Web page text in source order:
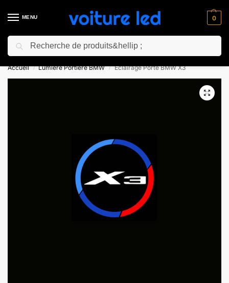
MENU 0
⚡ 10% de réduction pour les nouveaux clients avec le code “NC10”
Accueil / Lumiere Portiere BMW / Eclairage Porte BMW X3